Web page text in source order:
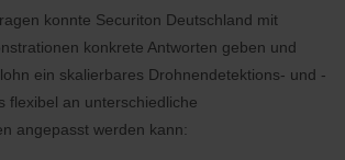
konnte Securiton Deutschland mit
konkrete Antworten geben und
ein skalierbares Drohnendetektions- und -
flexibel an unterschiedliche
angepasst werden kann: